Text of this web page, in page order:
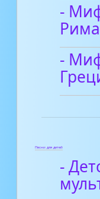
-
Рима
-
Песни для детей
-